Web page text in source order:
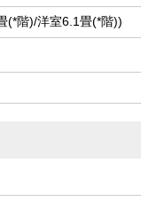
(*階)/洋室6.1畳(*階))